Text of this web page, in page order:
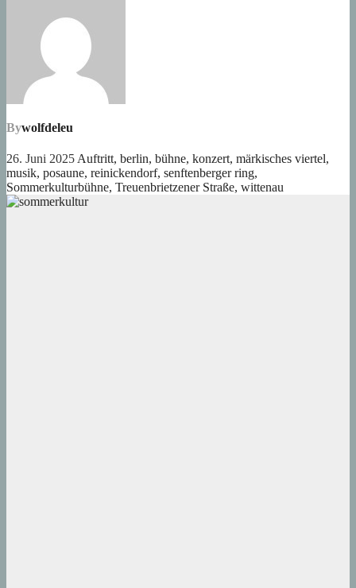
Bywolfdeleu
26. Juni 2025Auftritt, berlin, bühne, konzert, märkisches viertel,
musik, posaune, reinickendorf, senftenberger ring,
Sommerkulturbühne, Treuenbrietzener Straße, wittenau